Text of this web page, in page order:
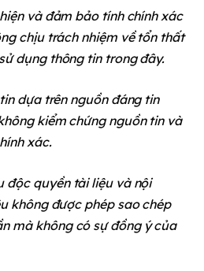
và đảm bảo tính chính xác
chịu trách nhiệm về tổn thất
dụng thông tin trong đây.
dựa trên nguồn đáng tin
kiểm chứng nguồn tin và
xác.
độc quyền tài liệu và nội
không được phép sao chép
mà không có sự đồng ý của